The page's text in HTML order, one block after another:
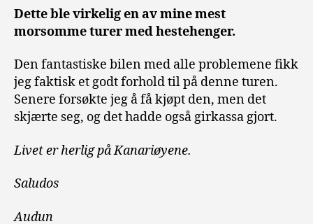
Dette ble virkelig en av mine mest
morsomme turer med hestehenger.
Den fantastiske bilen med alle problemene fikk
jeg faktisk et godt forhold til på denne turen.
Senere forsøkte jeg å få kjøpt den, men det
skjærte seg, og det hadde også girkassa gjort.
Livet er herlig på Kanariøyene.
Saludos
Audun